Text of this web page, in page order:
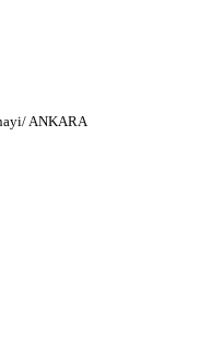
ANKARA